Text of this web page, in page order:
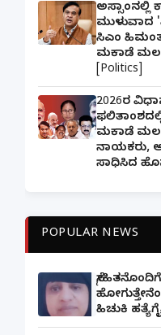
ಅಸ್ಸಾಂನಲ್ಲಿ
ಸಿಎಂ ಹಿಮಂತ
ಮಕಾಡೆ
[Politics]
2026ರ
ಮಕಾಡೆ
ನಾಯಕರು,
ಸಾಧಿಸಿದ
POPULAR NEWS
ಹಿಚುಕಿ